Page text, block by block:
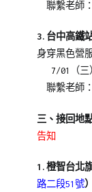
聯繫老師
3. 台中高鐵
身穿黑色營服
7/01（三
聯繫老師
三、接回地
告知
1. 橙智台北
路二段51號）